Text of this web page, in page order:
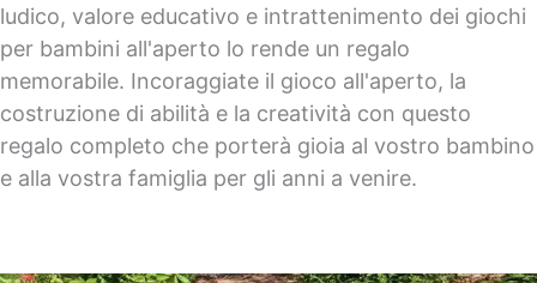
ludico, valore educativo e intrattenimento dei giochi
per bambini all'aperto lo rende un regalo
memorabile. Incoraggiate il gioco all'aperto, la
costruzione di abilità e la creatività con questo
regalo completo che porterà gioia al vostro bambino
e alla vostra famiglia per gli anni a venire.